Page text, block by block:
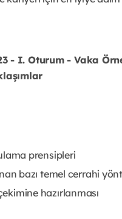
- I. Oturum - Vaka
prensipleri
bazı temel cerrahi
hazırlanması